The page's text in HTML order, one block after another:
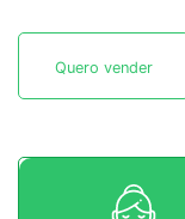
Quero vender